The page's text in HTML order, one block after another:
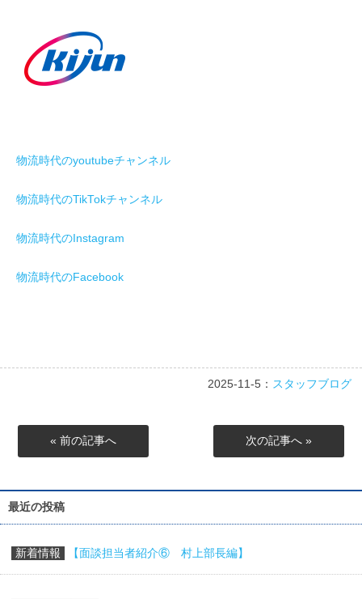
物流時代のyoutubeチャンネル
物流時代のTikTokチャンネル
物流時代のInstagram
物流時代のFacebook
2025-11-5： スタッフブログ
« 前の記事へ 次の記事へ »
最近の投稿
新着情報 【面談担当者紹介⑥ 村上部長編】